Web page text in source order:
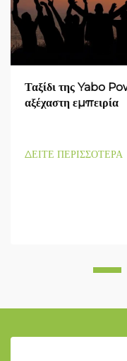
Ταξίδι της Yabo
αξέχαστη εμπειρία
ΔΕΙΤΕ ΠΕΡΙΣΣΟΤΕΡΑ